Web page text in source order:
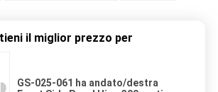
il miglior prezzo per
GS-025-061 ha andato/destra